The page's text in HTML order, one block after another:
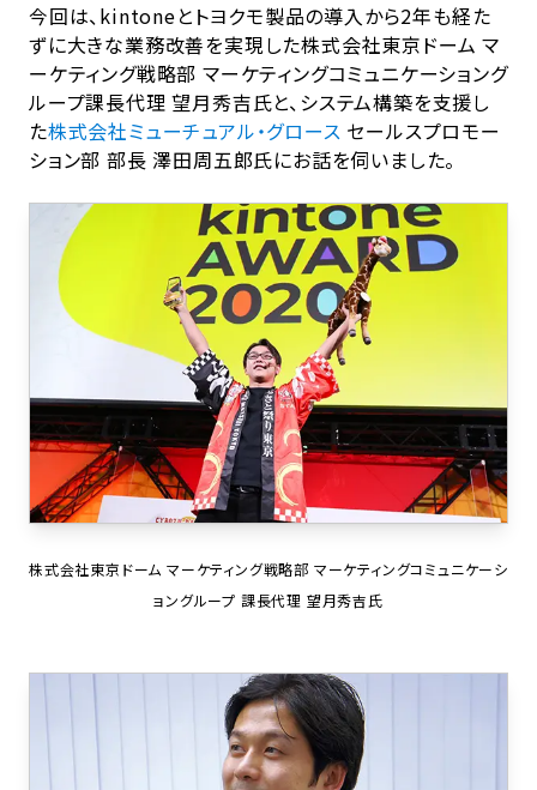
今回は、kintoneとトヨクモ製品の導入から2年も経た
ずに大きな業務改善を実現した株式会社東京ドーム マ
ーケティング戦略部 マーケティングコミュニケーショング
ループ課長代理 望月秀吉氏と、システム構築を支援し
た株式会社ミューチュアル・グロース セールスプロモー
ション部 部長 澤田周五郎氏にお話を伺いました。
株式会社東京ドーム マーケティング戦略部 マーケティングコミュニケーシ
ョングループ 課長代理 望月秀吉氏